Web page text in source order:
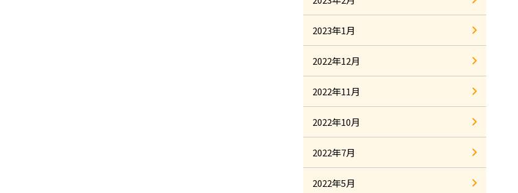
2023年1月
2022年12月
2022年11月
2022年10月
2022年7月
2022年5月